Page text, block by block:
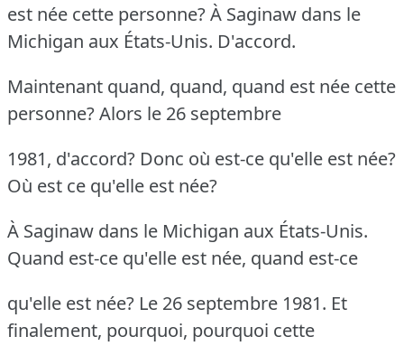
est née cette personne? À Saginaw dans le
Michigan aux États-Unis. D'accord.
Maintenant quand, quand, quand est née cette
personne? Alors le 26 septembre
1981, d'accord? Donc où est-ce qu'elle est née?
Où est ce qu'elle est née?
À Saginaw dans le Michigan aux États-Unis.
Quand est-ce qu'elle est née, quand est-ce
qu'elle est née? Le 26 septembre 1981. Et
finalement, pourquoi, pourquoi cette